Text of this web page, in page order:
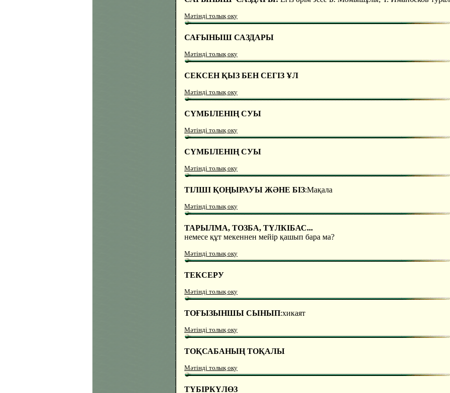
Мәтінді толық оқу
САҒЫНЫШ САЗДАРЫ
Мәтінді толық оқу
СЕКСЕН ҚЫЗ БЕН СЕГІЗ ҰЛ
Мәтінді толық оқу
СҮМБІЛЕНІҢ СУЫ
Мәтінді толық оқу
СҮМБІЛЕНІҢ СУЫ
Мәтінді толық оқу
ТІЛШІ ҚОҢЫРАУЫ ЖӘНЕ БІЗ:Мақала
Мәтінді толық оқу
ТАРЫЛМА, ТОЗБА, ТҮЛКІБАС...
немесе құт мекеннен мейір қашып бара ма?
Мәтінді толық оқу
ТЕКСЕРУ
Мәтінді толық оқу
ТОҒЫЗЫНШЫ СЫНЫП:хикаят
Мәтінді толық оқу
ТОҚСАБАНЫҢ ТОҚАЛЫ
Мәтінді толық оқу
ТҮБІРКҮЛӨЗ